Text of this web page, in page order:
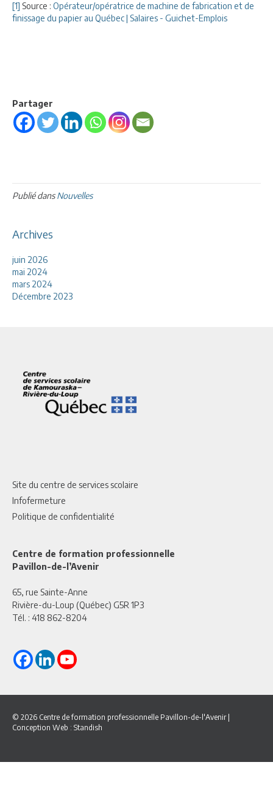
[1] Source : Opérateur/opératrice de machine de fabrication et de
finissage du papier au Québec | Salaires - Guichet-Emplois
Partager
Publié dansNouvelles
Archives
juin 2026
mai 2024
mars 2024
Décembre 2023
Site du centre de services scolaire
Infofermeture
Politique de confidentialité
Centre de formation professionnelle
Pavillon-de-l’Avenir
65, rue Sainte-Anne
Rivière-du-Loup (Québec) G5R 1P3
Tél. : 418 862-8204
© 2026 Centre de formation professionnelle Pavillon-de-l'Avenir
Conception Web : Standish